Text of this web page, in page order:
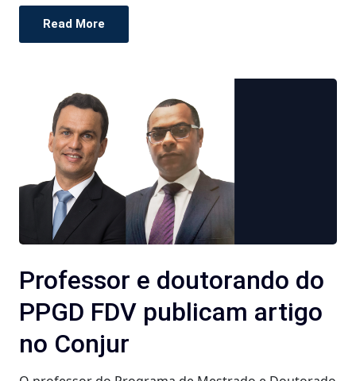
Read More
Professor e doutorando do
PPGD FDV publicam artigo
no Conjur